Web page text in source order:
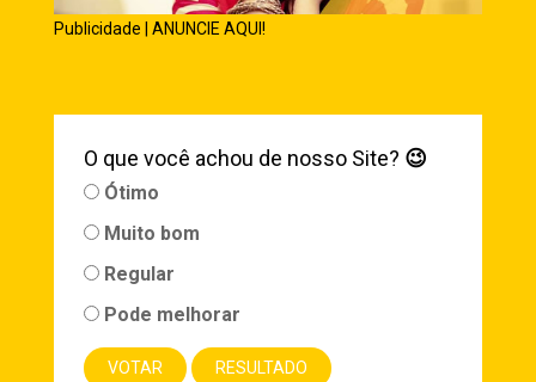
Publicidade | ANUNCIE AQUI!
O que você achou de nosso Site? 😉
Ótimo
Muito bom
Regular
Pode melhorar